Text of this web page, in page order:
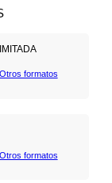
Otros formatos
Otros formatos